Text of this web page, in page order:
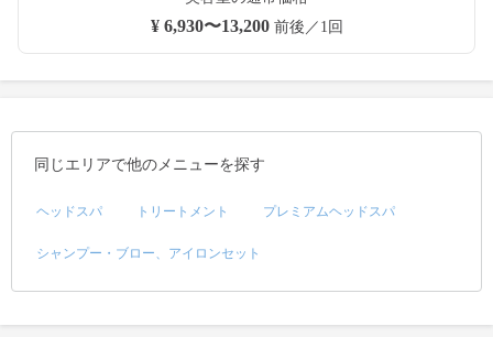
¥ 6,930〜13,200前後／1回
同じエリアで他のメニューを探す
ヘッドスパ トリートメント プレミアムヘッドスパ
シャンプー・ブロー、アイロンセット